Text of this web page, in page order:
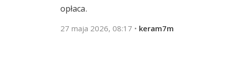
opłaca.
27 maja 2026, 08:17 • keram7m